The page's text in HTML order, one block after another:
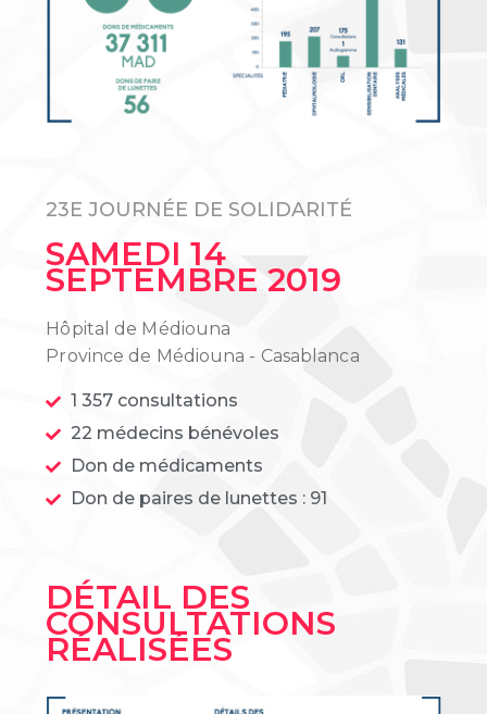
23E JOURNÉE DE SOLIDARITÉ
SAMEDI 14
SEPTEMBRE 2019
Hôpital de Médiouna
Province de Médiouna - Casablanca
1 357 consultations
22 médecins bénévoles
Don de médicaments
Don de paires de lunettes : 91
DÉTAIL DES
CONSULTATIONS
RÉALISÉES